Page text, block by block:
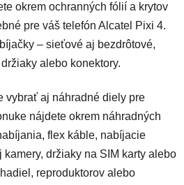
okrem ochranných fólií a krytov
pre váš telefón Alcatel Pixi 4.
– sieťové aj bezdrôtové,
alebo konektory.
vybrať aj náhradné diely pre
nájdete okrem náhradných
flex káble, nabíjacie
kamery, držiaky na SIM karty alebo
reproduktorov alebo